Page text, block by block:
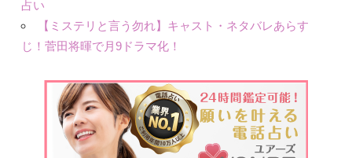
占い
【ミステリと言う勿れ】キャスト・ネタバレあらす
じ！菅田将暉で月9ドラマ化！